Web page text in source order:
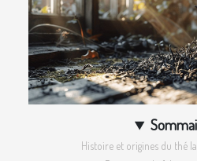
Histoire et origines du thé